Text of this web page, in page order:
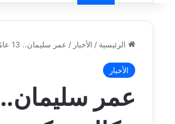
الرئيسية / الأخبار / عمر سليمان.. 13 عامًا على الرحيل وآخر مكالمة تكشف أسرارًا جديدة
الأخبار